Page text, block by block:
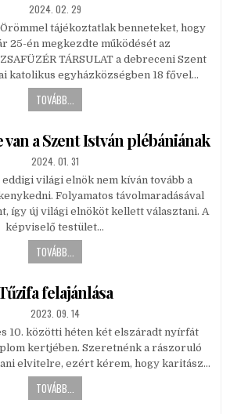
PUBLISHED
DATE:
2024. 02. 29
tájékoztatlak benneteket, hogy
25-én megkezdte működését az
TÁRSULAT a debreceni Szent
katolikus egyházközségben 18 fővel…
TOVÁBB...
a Szent István plébániának
PUBLISHED
DATE:
2024. 01. 31
eddigi világi elnök nem kíván tovább a
Folyamatos távolmaradásával
így új világi elnököt kellett választani. A
képviselő testület…
TOVÁBB...
felajánlása
PUBLISHED
DATE:
2023. 09. 14
10. közötti héten két elszáradt nyírfát
kertjében. Szeretnénk a rászoruló
elvitelre, ezért kérem, hogy karitász…
TOVÁBB...